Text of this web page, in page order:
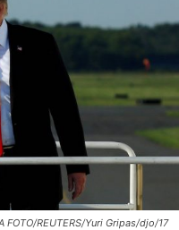
FOTO/REUTERS/Yuri Gripas/djo/17